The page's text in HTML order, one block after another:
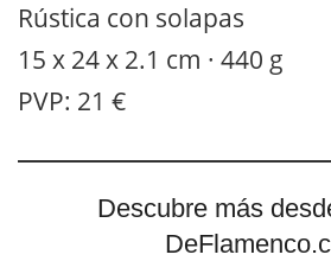
Rústica con solapas
15 x 24 x 2.1 cm · 440 g
PVP: 21 €
Descubre más